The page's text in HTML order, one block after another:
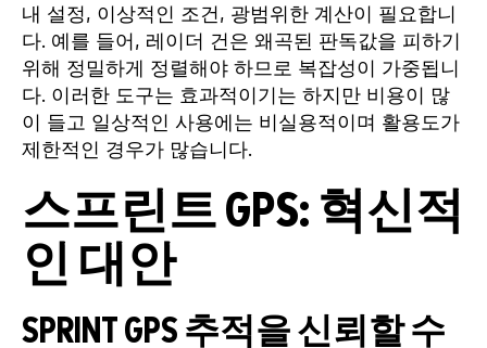
내 설정, 이상적인 조건, 광범위한 계산이 필요합니
다. 예를 들어, 레이더 건은 왜곡된 판독값을 피하기
위해 정밀하게 정렬해야 하므로 복잡성이 가중됩니
다. 이러한 도구는 효과적이기는 하지만 비용이 많
이 들고 일상적인 사용에는 비실용적이며 활용도가
제한적인 경우가 많습니다.
스프린트 GPS: 혁신적
인 대안
SPRINT GPS 추적을 신뢰할 수